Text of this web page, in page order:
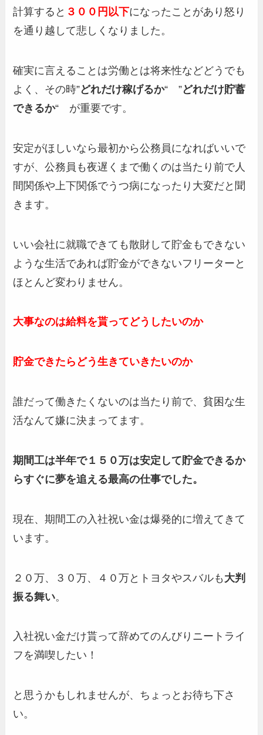
計算すると ３００円以下になったことがあり怒り
を通り越して悲しくなりました。
確実に言えることは労働とは将来性などどうでも
よく、その時”どれだけ稼げるか“ ”どれだけ貯蓄
できるか“ が重要です。
安定がほしいなら最初から公務員になればいいで
すが、公務員も夜遅くまで働くのは当たり前で人
間関係や上下関係でうつ病になったり大変だと聞
きます。
いい会社に就職できても散財して貯金もできない
ような生活であれば貯金ができないフリーターと
ほとんど変わりません。
大事なのは給料を貰ってどうしたいのか
貯金できたらどう生きていきたいのか
誰だって働きたくないのは当たり前で、貧困な生
活なんて嫌に決まってます。
期間工は半年で１５０万は安定して貯金できるか
らすぐに夢を追える最高の仕事でした。
現在、期間工の入社祝い金は爆発的に増えてきて
います。
２０万、３０万、４０万とトヨタやスバルも 大判
振る舞い。
入社祝い金だけ貰って辞めてのんびりニートライ
フを満喫したい！
と思うかもしれませんが、ちょっとお待ち下さ
い。